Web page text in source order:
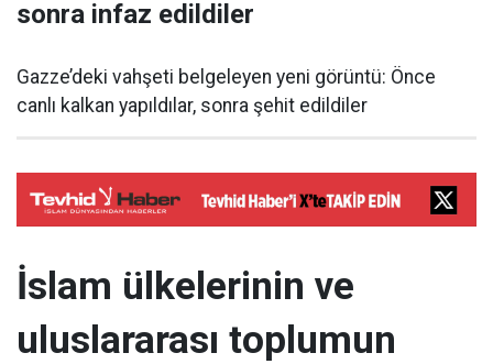
sonra infaz edildiler
Gazze’deki vahşeti belgeleyen yeni görüntü: Önce
canlı kalkan yapıldılar, sonra şehit edildiler
İslam ülkelerinin ve
uluslararası toplumun